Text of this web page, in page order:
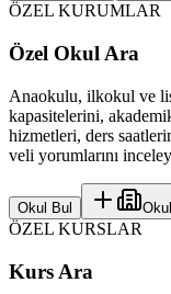
ÖZEL KURUMLAR
Özel Okul Ara
Anaokulu, ilkokul ve
kapasitelerini,
hizmetleri, ders
veli yorumlarını
Okul Bul
ÖZEL KURSLAR
Kurs Ara